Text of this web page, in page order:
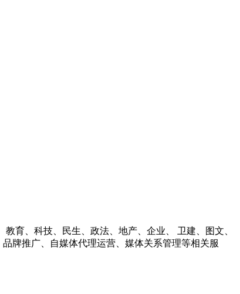
育、科技、民生、政法、地产、企业、 卫建、图文、
牌推广、自媒体代理运营、媒体关系管理等相关服